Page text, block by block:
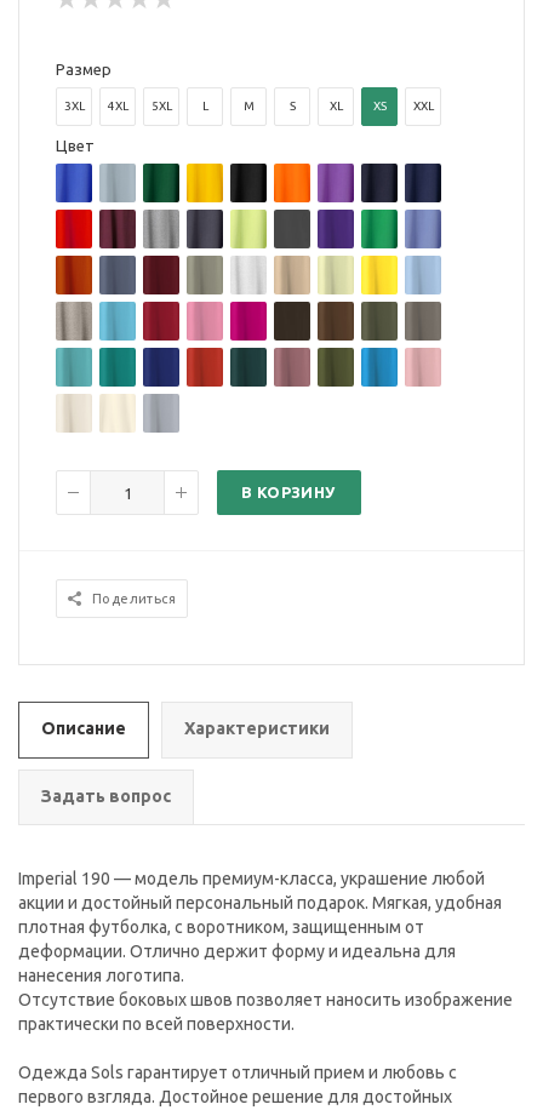
Размер
3XL 4XL 5XL L M S XL XS XXL
Цвет
В КОРЗИНУ
Поделиться
Описание Характеристики
Задать вопрос
Imperial 190 — модель премиум-класса, украшение любой
акции и достойный персональный подарок. Мягкая, удобная
плотная футболка, с воротником, защищенным от
деформации. Отлично держит форму и идеальна для
нанесения логотипа.
Отсутствие боковых швов позволяет наносить изображение
практически по всей поверхности.
Одежда Sols гарантирует отличный прием и любовь с
первого взгляда. Достойное решение для достойных